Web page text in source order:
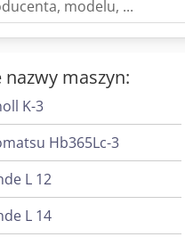
maszyn:
K-3
Hb365Lc-3
L 12
L 14